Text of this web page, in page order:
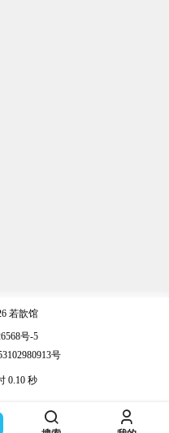
若歆馆
号-5
号
0.10 秒